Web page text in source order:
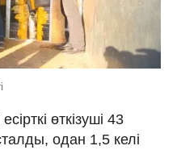
өткізуші 43
одан 1,5 келі